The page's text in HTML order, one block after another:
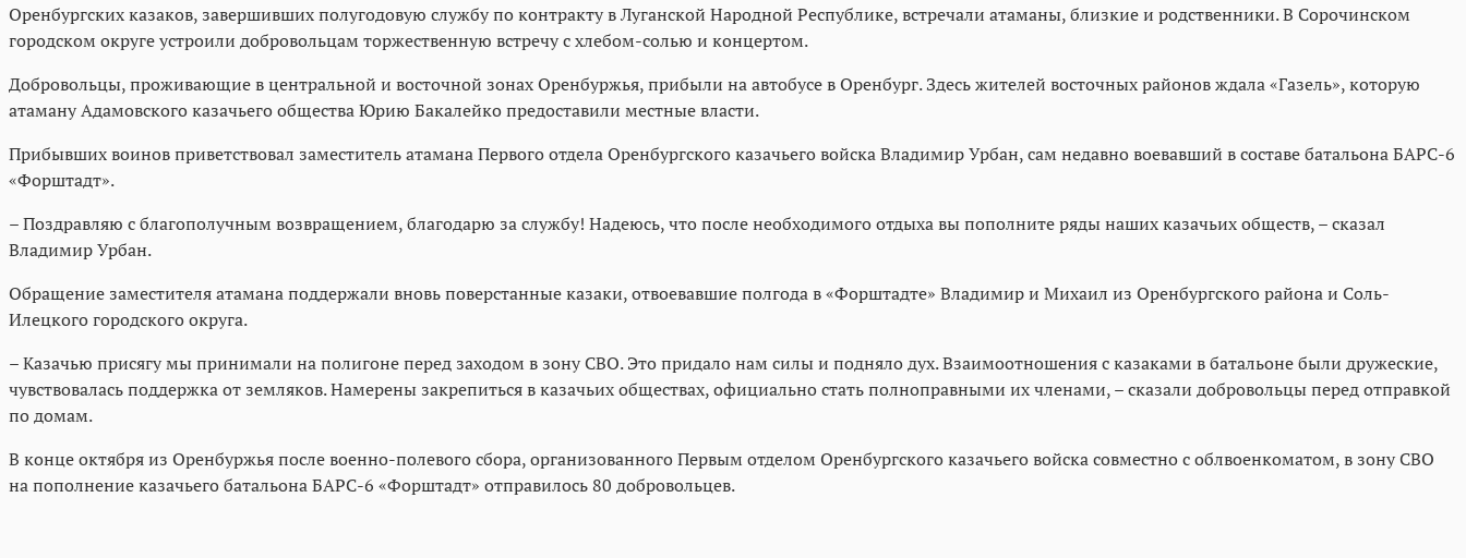
Оренбургских казаков, завершивших полугодовую службу по контракту в Луганской Народной Республике, встречали атаманы, близкие и родственники. В Сорочинском
городском округе устроили добровольцам торжественную встречу с хлебом-солью и концертом.
Добровольцы, проживающие в центральной и восточной зонах Оренбуржья, прибыли на автобусе в Оренбург. Здесь жителей восточных районов ждала «Газель», которую
атаману Адамовского казачьего общества Юрию Бакалейко предоставили местные власти.
Прибывших воинов приветствовал заместитель атамана Первого отдела Оренбургского казачьего войска Владимир Урбан, сам недавно воевавший в составе батальона БАРС-6
«Форштадт».
– Поздравляю с благополучным возвращением, благодарю за службу! Надеюсь, что после необходимого отдыха вы пополните ряды наших казачьих обществ, – сказал
Владимир Урбан.
Обращение заместителя атамана поддержали вновь поверстанные казаки, отвоевавшие полгода в «Форштадте» Владимир и Михаил из Оренбургского района и Соль-
Илецкого городского округа.
– Казачью присягу мы принимали на полигоне перед заходом в зону СВО. Это придало нам силы и подняло дух. Взаимоотношения с казаками в батальоне были дружеские,
чувствовалась поддержка от земляков. Намерены закрепиться в казачьих обществах, официально стать полноправными их членами, – сказали добровольцы перед отправкой
по домам.
В конце октября из Оренбуржья после военно-полевого сбора, организованного Первым отделом Оренбургского казачьего войска совместно с облвоенкоматом, в зону СВО
на пополнение казачьего батальона БАРС-6 «Форштадт» отправилось 80 добровольцев.